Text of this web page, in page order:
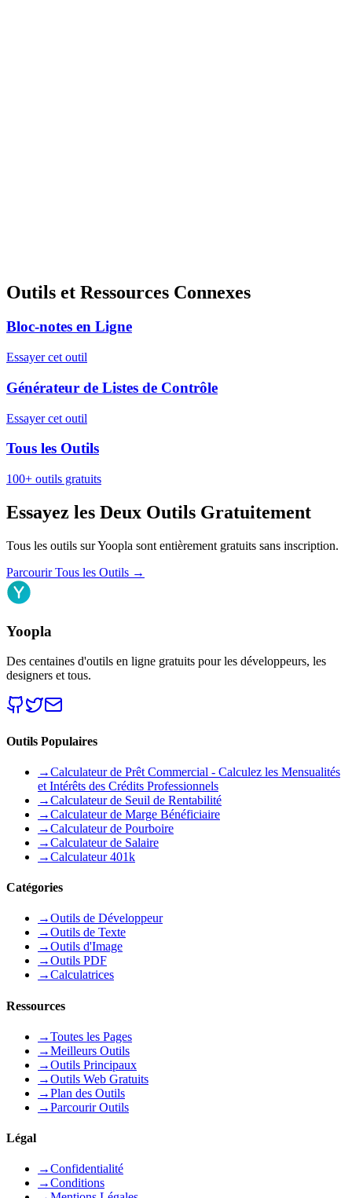
Outils et Ressources Connexes
Bloc-notes en Ligne
Essayer cet outil
Générateur de Listes de Contrôle
Essayer cet outil
Tous les Outils
100+ outils gratuits
Essayez les Deux Outils Gratuitement
Tous les outils sur Yoopla sont entièrement gratuits sans inscription.
Parcourir Tous les Outils →
Yoopla
Des centaines d'outils en ligne gratuits pour les développeurs, les
designers et tous.
Outils Populaires
→Calculateur de Prêt Commercial - Calculez les Mensualités
et Intérêts des Crédits Professionnels
→Calculateur de Seuil de Rentabilité
→Calculateur de Marge Bénéficiaire
→Calculateur de Pourboire
→Calculateur de Salaire
→Calculateur 401k
Catégories
→Outils de Développeur
→Outils de Texte
→Outils d'Image
→Outils PDF
→Calculatrices
Ressources
→Toutes les Pages
→Meilleurs Outils
→Outils Principaux
→Outils Web Gratuits
→Plan des Outils
→Parcourir Outils
Légal
→Confidentialité
→Conditions